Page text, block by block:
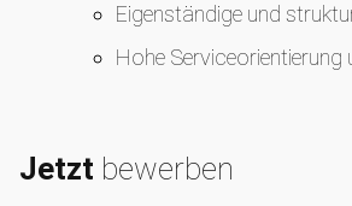
Eigenständige und
Hohe Serviceorientierung
Jetzt bewerben